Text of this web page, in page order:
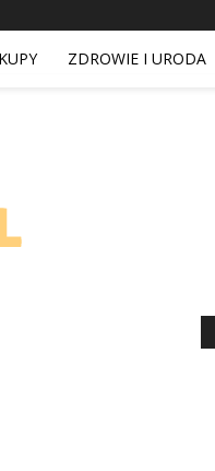
ZDROWIE I URODA